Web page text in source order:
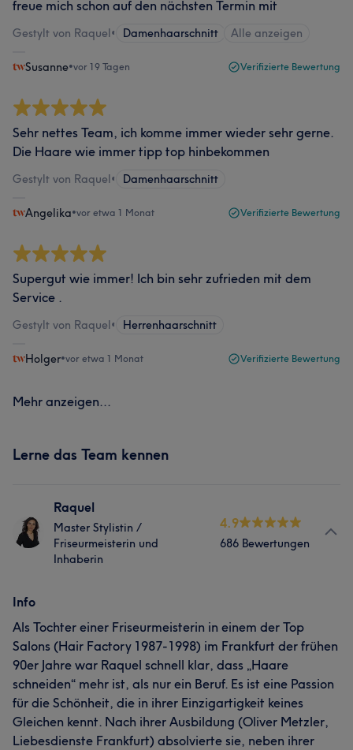
freue mich schon auf den nächsten Termin mit
Gestylt von Raquel• Damenhaarschnitt Alle anzeigen
Susanne•vor 19 Tagen Verifizierte Bewertung
Sehr nettes Team, ich komme immer wieder sehr gerne.
Die Haare wie immer tipp top hinbekommen
Gestylt von Raquel• Damenhaarschnitt
Angelika•vor etwa 1 Monat Verifizierte Bewertung
Supergut wie immer! Ich bin sehr zufrieden mit dem
Service .
Gestylt von Raquel• Herrenhaarschnitt
Holger•vor etwa 1 Monat Verifizierte Bewertung
Mehr anzeigen...
Lerne das Team kennen
Raquel
Master Stylistin /
Friseurmeisterin und
Inhaberin
4.9
686 Bewertungen
Info
Als Tochter einer Friseurmeisterin in einem der Top
Salons (Hair Factory 1987-1998) im Frankfurt der frühen
90er Jahre war Raquel schnell klar, dass „Haare
schneiden“ mehr ist, als nur ein Beruf. Es ist eine Passion
für die Schönheit, die in ihrer Einzigartigkeit keines
Gleichen kennt. Nach ihrer Ausbildung (Oliver Metzler,
Liebesdienste Frankfurt) absolvierte sie, neben ihrer